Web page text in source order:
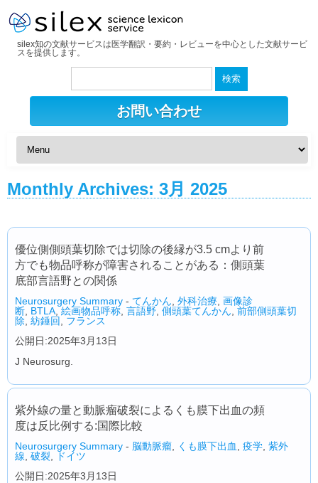
silex知の文献サービスは医学翻訳・要約・レビューを中心とした文献サービ
スを提供します。
検
お問い合わせ
Monthly Archives: 3月 2025
優位側側頭葉切除では切除の後縁が3.5 cmより前
方でも物品呼称が障害されることがある：側頭葉
底部言語野との関係
Neurosurgery Summary - てんかん 外科治療 画像診
断 BTLA 絵画物品呼称 言語野 側頭葉てんかん 前部側頭葉切
除 紡錘回
フランス
公開日:2025年3月13日
J Neurosurg.
紫外線の量と動脈瘤破裂によるくも膜下出血の頻
度は反比例する:国際比較
Neurosurgery Summary - 脳動脈瘤 くも膜下出血 疫学 紫外
線 破裂
ドイツ
公開日:2025年3月13日